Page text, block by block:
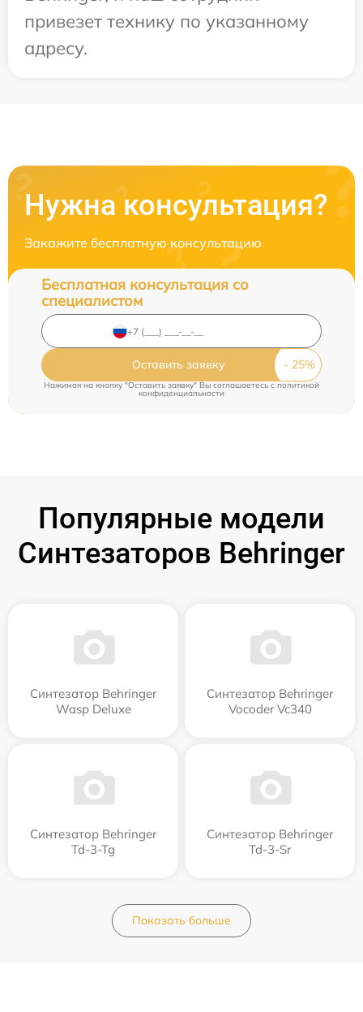
привезет технику по указанному
адресу.
Нужна консультация?
Закажите бесплатную консультацию
Бесплатная консультация со
специалистом
Оставить заявку
Нажимая на кнопку "Оставить заявку" Вы соглашаетесь c политикой
конфиденциальности
Популярные модели
Синтезаторов Behringer
Синтезатор Behringer
Wasp Deluxe
Синтезатор Behringer
Vocoder Vc340
Синтезатор Behringer
Td-3-Tg
Синтезатор Behringer
Td-3-Sr
Показать больше